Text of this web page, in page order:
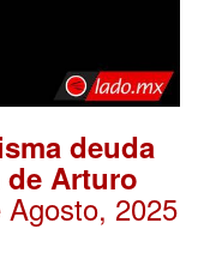
deuda
Arturo
Agosto, 2025